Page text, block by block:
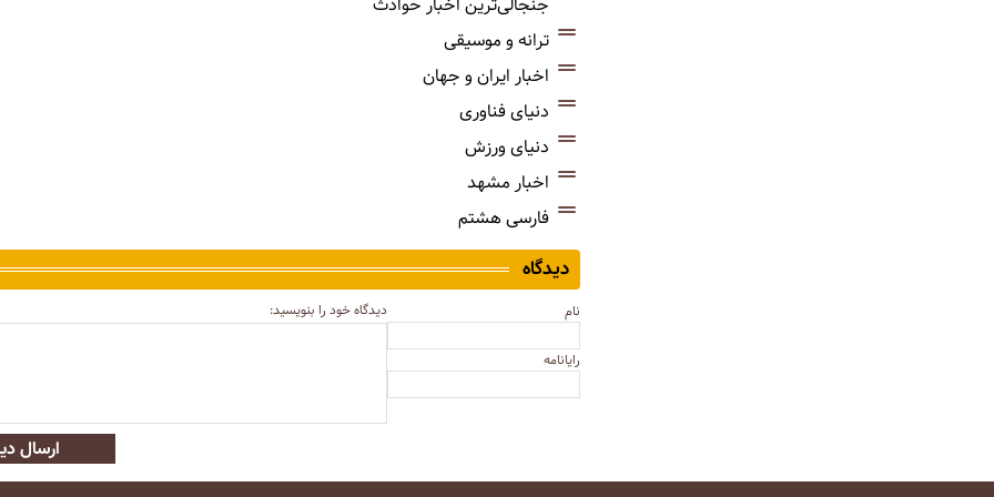
ترانه و موسیقی
اخبار ایران و جهان
دنیای فناوری
دنیای ورزش
اخبار مشهد
فارسی هشتم
دیدگاه
نام
رایانامه
دیدگاه خود را بنویسید:
ارسال